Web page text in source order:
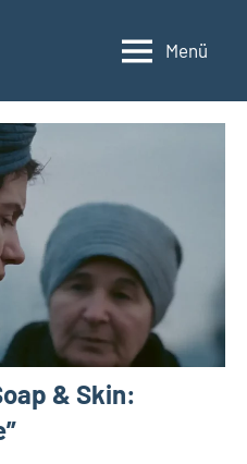
Menü
& Skin: